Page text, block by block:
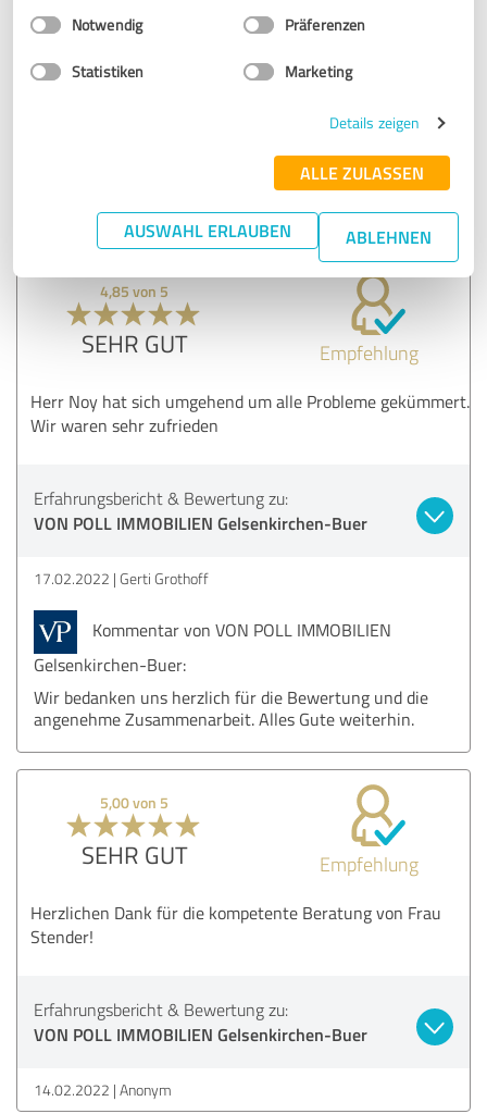
Impressum Datenschutzbestimmungen
Einwilligungsauswahl
Notwendig Präferenzen
Statistiken Marketing
Details zeigen
ALLE ZULASSEN
AUSWAHL ERLAUBEN ABLEHNEN
VON POLL IMMOBILIEN Gelsenkirchen-Buer
21.02.2022 Ewa
Kommentar von VON POLL IMMOBILIEN
Vielen Dank für Ihre Bewertung und alles Gute im
neuen Heim!
4,85 von 5
SEHR GUT Empfehlung
Herr Noy hat sich umgehend um alle Probleme gekümmert.
Wir waren sehr zufrieden
Erfahrungsbericht & Bewertung zu:
VON POLL IMMOBILIEN Gelsenkirchen-Buer
17.02.2022 Gerti Grothoff
Kommentar von VON POLL IMMOBILIEN
Gelsenkirchen-Buer:
Wir bedanken uns herzlich für die Bewertung und die
angenehme Zusammenarbeit. Alles Gute weiterhin.
5,00 von 5
SEHR GUT Empfehlung
Herzlichen Dank für die kompetente Beratung von Frau
Stender!
Erfahrungsbericht & Bewertung zu:
VON POLL IMMOBILIEN Gelsenkirchen-Buer
14.02.2022 Anonym